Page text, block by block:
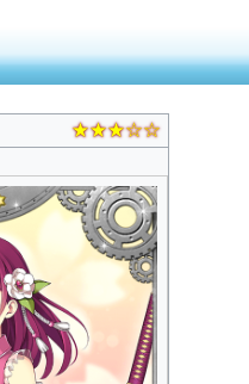
★★★☆☆